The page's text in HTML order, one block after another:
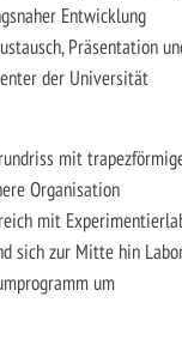
Entwicklung
Präsentation
der Universität
mit
Organisation
mit
sich zur Mitte hin
um